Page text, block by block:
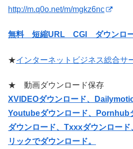
http://m.q0o.net/m/mgkz6nc
無料 短縮URL CGI ダウンロー
★インターネットビジネス総合サ
★ 動画ダウンロード保存
XVIDEOダウンロード、
Youtubeダウンロード、Pornhub
ダウンロード、Txxxダウンロード
リックでダウンロード。